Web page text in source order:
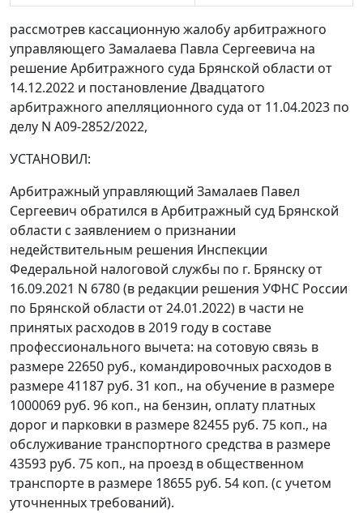
рассмотрев кассационную жалобу арбитражного
управляющего Замалаева Павла Сергеевича на
решение Арбитражного суда Брянской области от
14.12.2022 и постановление Двадцатого
арбитражного апелляционного суда от 11.04.2023 по
делу N А09-2852/2022,
УСТАНОВИЛ:
Арбитражный управляющий Замалаев Павел
Сергеевич обратился в Арбитражный суд Брянской
области с заявлением о признании
недействительным решения Инспекции
Федеральной налоговой службы по г. Брянску от
16.09.2021 N 6780 (в редакции решения УФНС России
по Брянской области от 24.01.2022) в части не
принятых расходов в 2019 году в составе
профессионального вычета: на сотовую связь в
размере 22650 руб., командировочных расходов в
размере 41187 руб. 31 коп., на обучение в размере
1000069 руб. 96 коп., на бензин, оплату платных
дорог и парковки в размере 82455 руб. 75 коп., на
обслуживание транспортного средства в размере
43593 руб. 75 коп., на проезд в общественном
транспорте в размере 18655 руб. 54 коп. (с учетом
уточненных требований).